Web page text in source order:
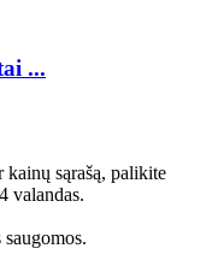
...
sąrašą, palikite
valandas.